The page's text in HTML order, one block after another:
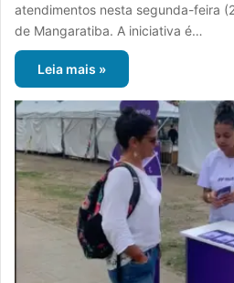
atendimentos nesta segunda-feira
de Mangaratiba. A iniciativa é…
Leia mais »